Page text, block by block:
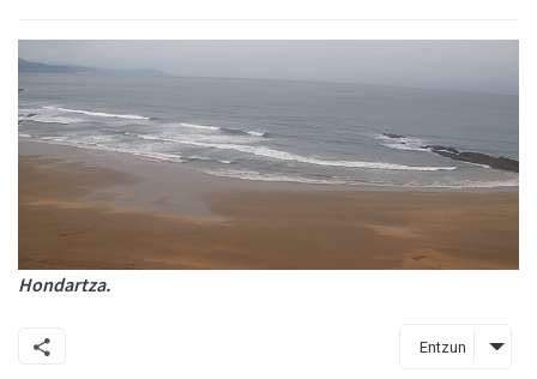
Hondartza.
Entzun